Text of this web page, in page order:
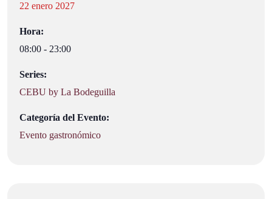
22 enero 2027
Hora:
08:00 - 23:00
Series:
CEBU by La Bodeguilla
Categoría del Evento:
Evento gastronómico